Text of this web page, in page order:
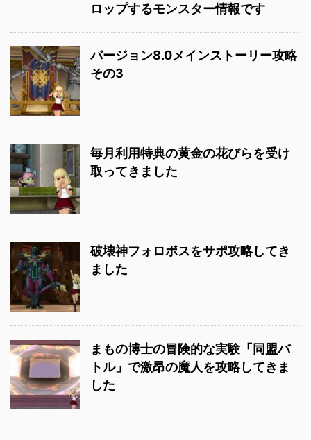
ロップするモンスター情報です
バージョン8.0メインストーリー攻略
その3
毎月利用特典の黄金の花びらを受け
取ってきました
破壊神フォロボスをサポ攻略してき
ました
まもの博士の冒険的な実験「同盟バ
トル」で激昂の魔人を攻略してきま
した